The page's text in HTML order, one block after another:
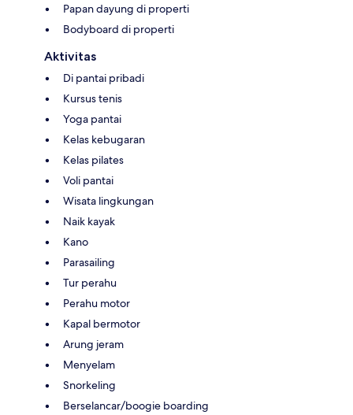
Papan dayung di properti
Bodyboard di properti
Aktivitas
Di pantai pribadi
Kursus tenis
Yoga pantai
Kelas kebugaran
Kelas pilates
Voli pantai
Wisata lingkungan
Naik kayak
Kano
Parasailing
Tur perahu
Perahu motor
Kapal bermotor
Arung jeram
Menyelam
Snorkeling
Berselancar/boogie boarding